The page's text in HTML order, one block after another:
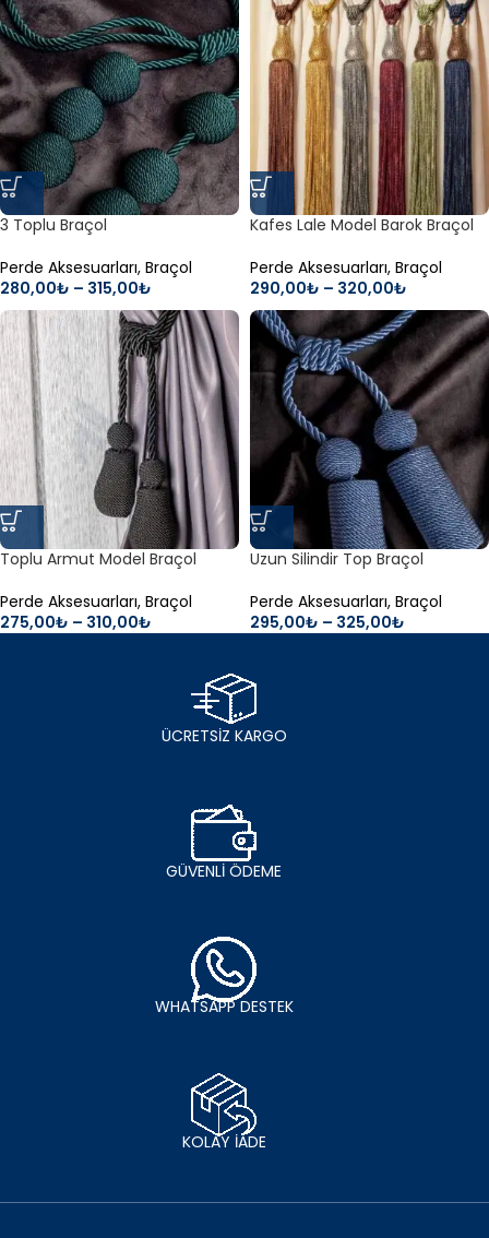
3 Toplu Braçol
Perde Aksesuarları, Braçol
280,00₺ – 315,00₺
Kafes Lale Model Barok Braçol
Perde Aksesuarları, Braçol
290,00₺ – 320,00₺
Toplu Armut Model Braçol
Perde Aksesuarları, Braçol
275,00₺ – 310,00₺
Uzun Silindir Top Braçol
Perde Aksesuarları, Braçol
295,00₺ – 325,00₺
ÜCRETSİZ KARGO
GÜVENLİ ÖDEME
WHATSAPP DESTEK
KOLAY İADE